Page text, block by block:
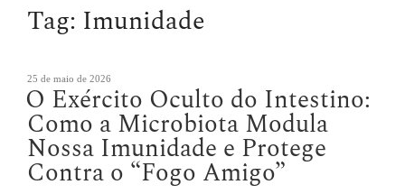
Tag: Imunidade
Publicado
em
25 de maio de 2026
O Exército Oculto do Intestino:
Como a Microbiota Modula
Nossa Imunidade e Protege
Contra o “Fogo Amigo”